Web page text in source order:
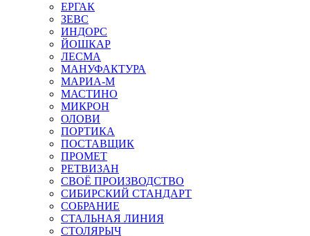
ЕРГАК
ЗЕВС
ИНДОРС
ЙОШКАР
ЛЕСМА
МАНУФАКТУРА
МАРИА-М
МАСТИНО
МИКРОН
ОЛОВИ
ПОРТИКА
ПОСТАВЩИК
ПРОМЕТ
РЕТВИЗАН
СВОЁ ПРОИЗВОДСТВО
СИБИРСКИЙ СТАНДАРТ
СОБРАНИЕ
СТАЛЬНАЯ ЛИНИЯ
СТОЛЯРЫЧ